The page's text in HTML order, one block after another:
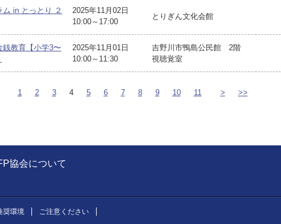
ム in とっとり ２
2025年11月02日
10:00～17:00
とりぎん文化会館
銭教育【小学3〜
2025年11月01日
10:00～11:30
吉野川市鴨島公民館 2階
視聴覚室
1 2 3 4 5 6 7 8 9 10 11 > >>
協会について
奨環境 ご注意ください